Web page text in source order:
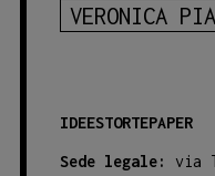
VERONICA PIA
IDEESTORTEPAPER
Sede legale: via